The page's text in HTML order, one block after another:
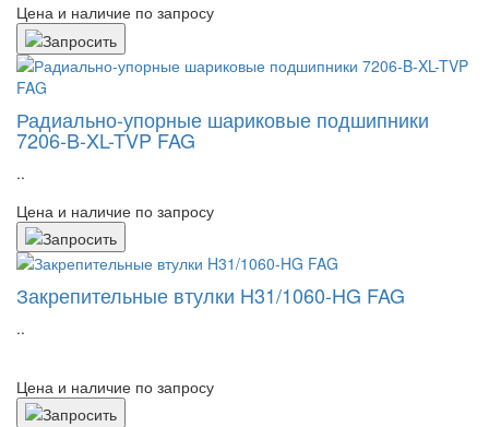
Цена и наличие по запросу
Радиально-упорные шариковые подшипники
7206-B-XL-TVP FAG
..
Цена и наличие по запросу
Закрепительные втулки H31/1060-HG FAG
..
Цена и наличие по запросу